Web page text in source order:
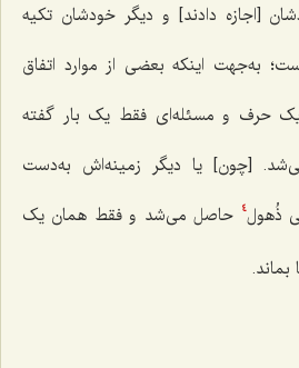
[اجازه دادند] و دیگر خودشان تکیه
به‌جهت اینکه بعضی از موارد اتفاق
یک حرف و مسئله‌ای فقط یک بار گفته
[چون] یا دیگر زمینه‌اش به‌دست
ذُهول4
حاصل می‌شد و فقط همان یک